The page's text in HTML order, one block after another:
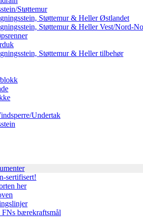
Støttemur
Støttemur & Heller Østlandet
Støttemur & Heller Vest/Nord-
Støttemur & Heller tilbehør
Undertak
sertifisert!
her
FNs bærekraftsmål